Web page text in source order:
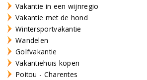
Vakantie in een wijnregio
Vakantie met de hond
Wintersportvakantie
Wandelen
Golfvakantie
Vakantiehuis kopen
Poitou - Charentes